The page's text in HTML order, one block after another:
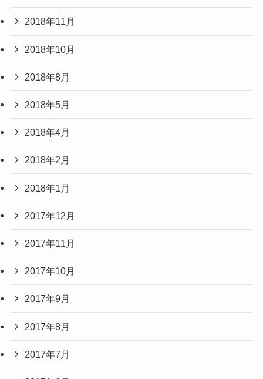
2018年11月
2018年10月
2018年8月
2018年5月
2018年4月
2018年2月
2018年1月
2017年12月
2017年11月
2017年10月
2017年9月
2017年8月
2017年7月